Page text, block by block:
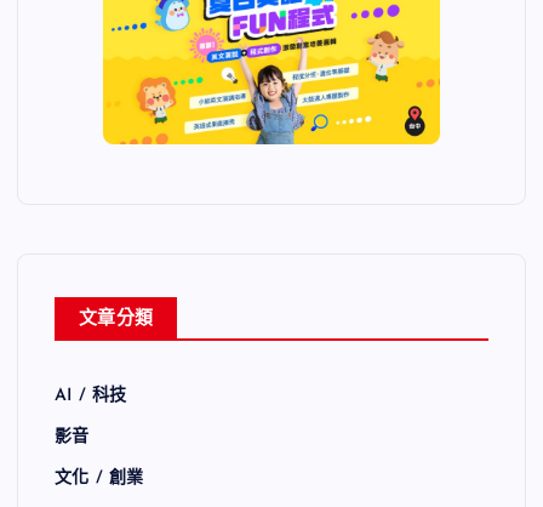
文章分類
AI / 科技
影音
文化 / 創業